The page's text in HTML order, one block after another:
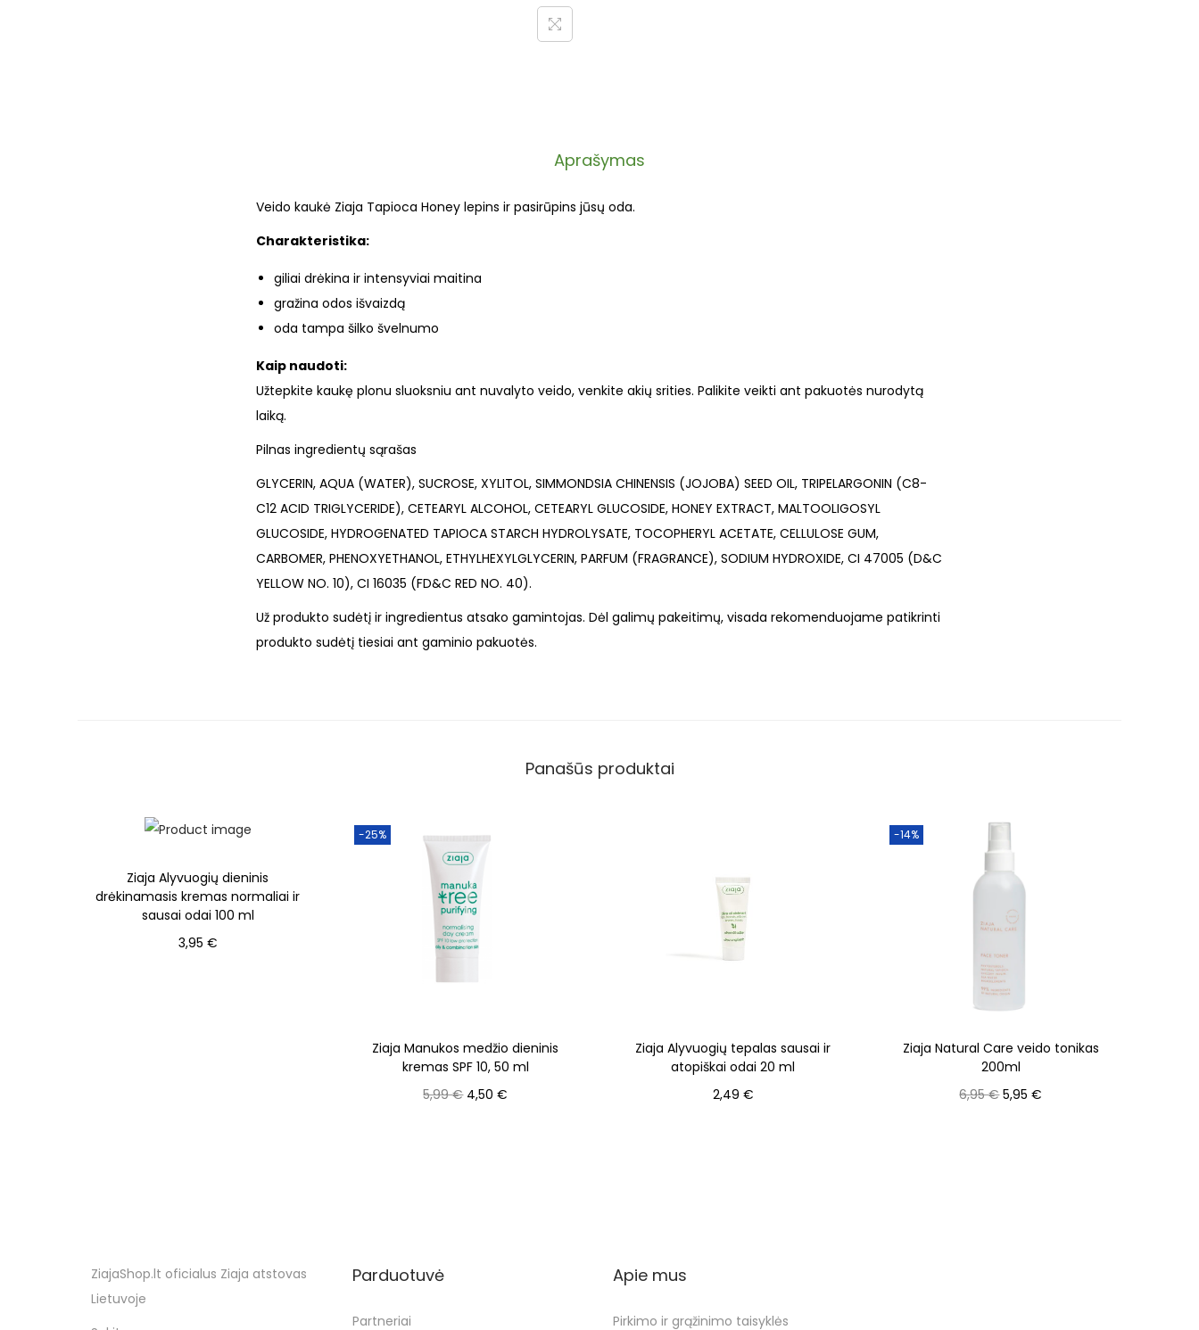
Aprašymas
Veido kaukė Ziaja Tapioca Honey lepins ir pasirūpins jūsų oda.
Charakteristika:
giliai drėkina ir intensyviai maitina
gražina odos išvaizdą
oda tampa šilko švelnumo
Kaip naudoti:
Užtepkite kaukę plonu sluoksniu ant nuvalyto veido, venkite akių srities. Palikite veikti ant pakuotės nurodytą
laiką.
Pilnas ingredientų sąrašas
GLYCERIN, AQUA (WATER), SUCROSE, XYLITOL, SIMMONDSIA CHINENSIS (JOJOBA) SEED OIL, TRIPELARGONIN (C8-
C12 ACID TRIGLYCERIDE), CETEARYL ALCOHOL, CETEARYL GLUCOSIDE, HONEY EXTRACT, MALTOOLIGOSYL
GLUCOSIDE, HYDROGENATED TAPIOCA STARCH HYDROLYSATE, TOCOPHERYL ACETATE, CELLULOSE GUM,
CARBOMER, PHENOXYETHANOL, ETHYLHEXYLGLYCERIN, PARFUM (FRAGRANCE), SODIUM HYDROXIDE, CI 47005 (D&C
YELLOW NO. 10), CI 16035 (FD&C RED NO. 40).
Už produkto sudėtį ir ingredientus atsako gamintojas. Dėl galimų pakeitimų, visada rekomenduojame patikrinti
produkto sudėtį tiesiai ant gaminio pakuotės.
Panašūs produktai
Ziaja Alyvuogių dieninis
drėkinamasis kremas normaliai ir
sausai odai 100 ml
3,95 €
-25%
Ziaja Manukos medžio dieninis
kremas SPF 10, 50 ml
5,99€ 4,50€
Ziaja Alyvuogių tepalas sausai ir
atopiškai odai 20 ml
2,49 €
-14%
Ziaja Natural Care veido tonikas
200ml
6,95€ 5,95€
ZiajaShop.lt oficialus Ziaja atstovas
Lietuvoje
Parduotuvė
Partneriai
Apie mus
Pirkimo ir grąžinimo taisyklės